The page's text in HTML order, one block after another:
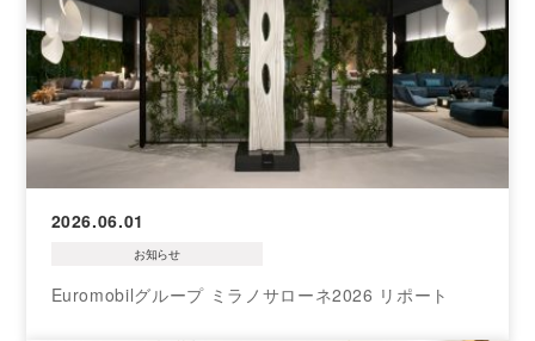
2026.06.01
お知らせ
Euromobilグループ ミラノサローネ2026 リポート